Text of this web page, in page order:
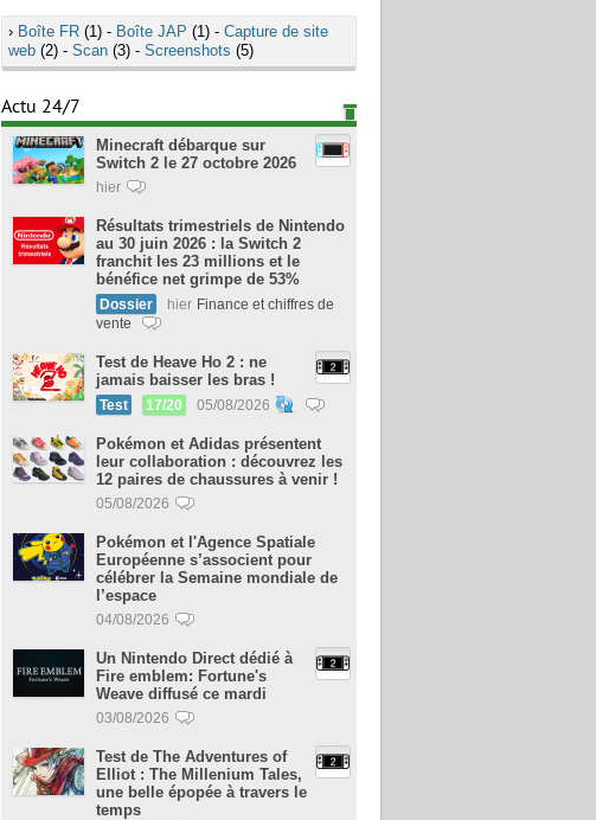
› Boîte FR (1) - Boîte JAP (1) - Capture de site
web (2) - Scan (3) - Screenshots (5)
Actu 24/7
Minecraft débarque sur
Switch 2 le 27 octobre 2026
hier
Résultats trimestriels de Nintendo
au 30 juin 2026 : la Switch 2
franchit les 23 millions et le
bénéfice net grimpe de 53%
Dossier hier Finance et chiffres de
vente
Test de Heave Ho 2 : ne
jamais baisser les bras !
Test 17/20 05/08/2026
Pokémon et Adidas présentent
leur collaboration : découvrez les
12 paires de chaussures à venir !
05/08/2026
Pokémon et l'Agence Spatiale
Européenne s’associent pour
célébrer la Semaine mondiale de
l’espace
04/08/2026
Un Nintendo Direct dédié à
Fire emblem: Fortune's
Weave diffusé ce mardi
03/08/2026
Test de The Adventures of
Elliot : The Millenium Tales,
une belle épopée à travers le
temps